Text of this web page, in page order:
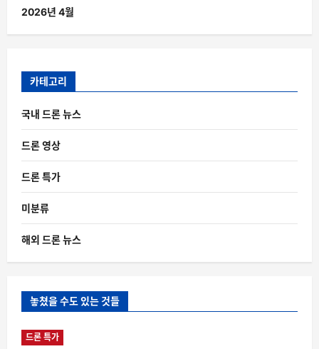
2026년 4월
카테고리
국내 드론 뉴스
드론 영상
드론 특가
미분류
해외 드론 뉴스
놓쳤을 수도 있는 것들
드론 특가